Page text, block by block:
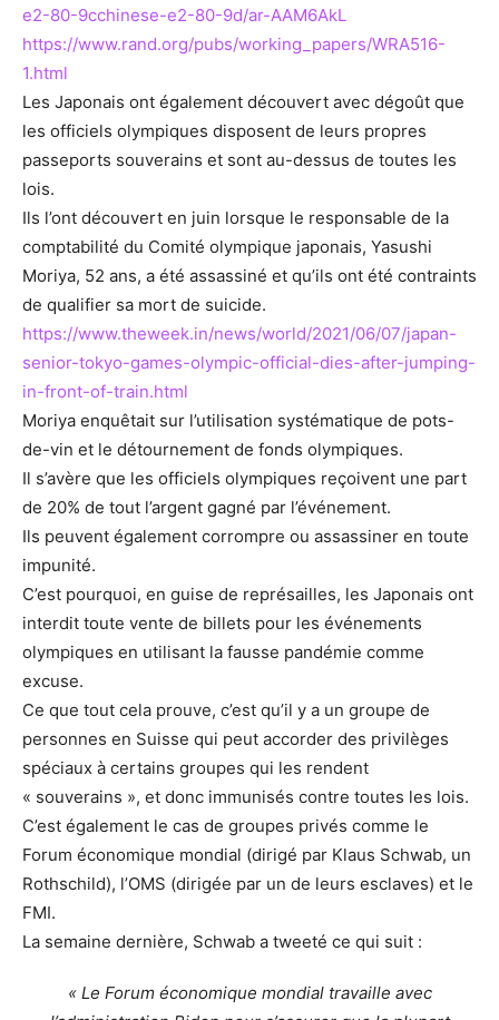
e2-80-9cchinese-e2-80-9d/ar-AAM6AkL
https://www.rand.org/pubs/working_papers/WRA516-
1.html
Les Japonais ont également découvert avec dégoût que
les officiels olympiques disposent de leurs propres
passeports souverains et sont au-dessus de toutes les
lois.
Ils l’ont découvert en juin lorsque le responsable de la
comptabilité du Comité olympique japonais, Yasushi
Moriya, 52 ans, a été assassiné et qu’ils ont été contraints
de qualifier sa mort de suicide.
https://www.theweek.in/news/world/2021/06/07/japan-
senior-tokyo-games-olympic-official-dies-after-jumping-
in-front-of-train.html
Moriya enquêtait sur l’utilisation systématique de pots-
de-vin et le détournement de fonds olympiques.
Il s’avère que les officiels olympiques reçoivent une part
de 20% de tout l’argent gagné par l’événement.
Ils peuvent également corrompre ou assassiner en toute
impunité.
C’est pourquoi, en guise de représailles, les Japonais ont
interdit toute vente de billets pour les événements
olympiques en utilisant la fausse pandémie comme
excuse.
Ce que tout cela prouve, c’est qu’il y a un groupe de
personnes en Suisse qui peut accorder des privilèges
spéciaux à certains groupes qui les rendent
« souverains », et donc immunisés contre toutes les lois.
C’est également le cas de groupes privés comme le
Forum économique mondial (dirigé par Klaus Schwab, un
Rothschild), l’OMS (dirigée par un de leurs esclaves) et le
FMI.
La semaine dernière, Schwab a tweeté ce qui suit :
« Le Forum économique mondial travaille avec